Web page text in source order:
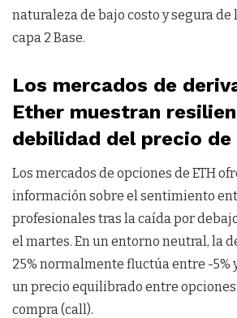
naturaleza de bajo costo y segura de
capa 2 Base.
Los mercados de
Ether muestran
debilidad del precio de
Los mercados de opciones de ETH
información sobre el sentimiento
profesionales tras la caída por
el martes. En un entorno neutral, la
25% normalmente fluctúa entre -5%
un precio equilibrado entre
compra (call).